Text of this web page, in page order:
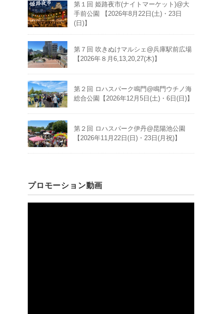
第１回 姫路夜市(ナイトマーケット)@大
手前公園 【2026年8月22日(土)・23日
(日)】
第７回 吹きぬけマルシェ@兵庫駅前広場
【2026年８月6,13,20,27(木)】
第２回 ロハスパーク鳴門@鳴門ウチノ海
総合公園【2026年12月5日(土)・6日(日)】
第２回 ロハスパーク伊丹@昆陽池公園
【2026年11月22日(日)・23日(月祝)】
プロモーション動画